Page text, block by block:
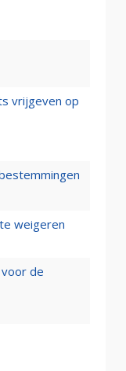
vrijgeven op
weigeren
de